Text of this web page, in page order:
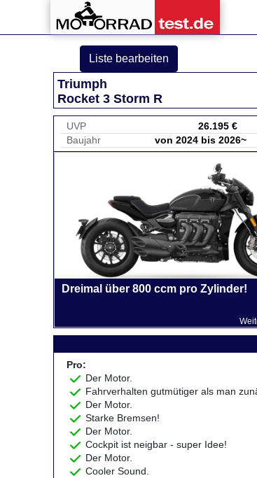
Liste bearbeiten
Triumph
Rocket 3 Storm R
UVP
26.195 €
Baujahr
von 2024 bis 2026~
Dreimal über 800 ccm pro Zylinder!
Pro:
Der Motor.
Fahrverhalten gutmütiger als man
Der Motor.
Starke Bremsen!
Der Motor.
Cockpit ist neigbar - super Idee!
Der Motor.
Cooler Sound.